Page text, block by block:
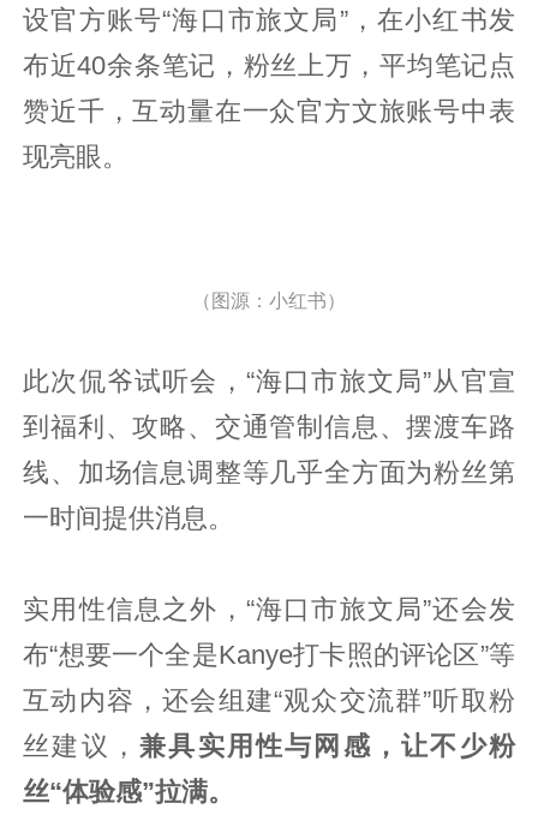
设官方账号“海口市旅文局”，在小红书发
布近40余条笔记，粉丝上万，平均笔记点
赞近千，互动量在一众官方文旅账号中表
现亮眼。
（图源：小红书）
此次侃爷试听会，“海口市旅文局”从官宣
到福利、攻略、交通管制信息、摆渡车路
线、加场信息调整等几乎全方面为粉丝第
一时间提供消息。
实用性信息之外，“海口市旅文局”还会发
布“想要一个全是Kanye打卡照的评论区”等
互动内容，还会组建“观众交流群”听取粉
丝建议，兼具实用性与网感，让不少粉
丝“体验感”拉满。